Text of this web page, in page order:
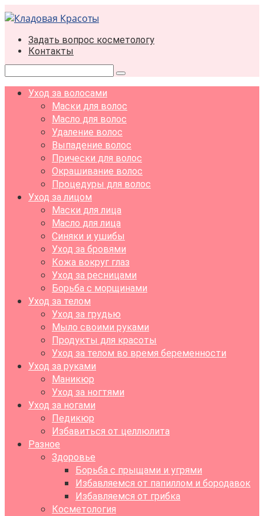
Перейти
к
контентуЗадать вопрос косметологу
Контакты
Поиск:
Уход за волосами
Маски для волос
Масло для волос
Удаление волос
Выпадение волос
Прически для волос
Окрашивание волос
Процедуры для волос
Уход за лицом
Маски для лица
Масло для лица
Синяки и ушибы
Уход за бровями
Кожа вокруг глаз
Уход за ресницами
Борьба с морщинами
Уход за телом
Уход за грудью
Мыло своими руками
Продукты для красоты
Уход за телом во время беременности
Уход за руками
Маникюр
Уход за ногтями
Уход за ногами
Педикюр
Избавиться от целлюлита
Разное
Здоровье
Борьба с прыщами и угрями
Избавляемся от папиллом и бородавок
Избавляемся от грибка
Косметология